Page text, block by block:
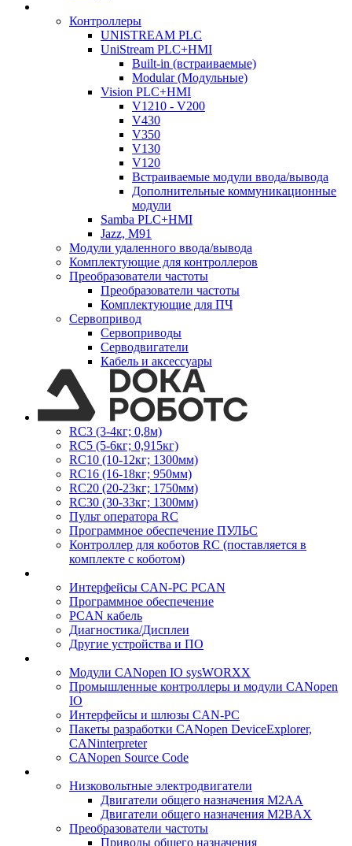
Контроллеры
UNISTREAM PLC
UniStream PLC+HMI
Built-in (встраиваемые)
Modular (Модульные)
Vision PLC+HMI
V1210 - V200
V430
V350
V130
V120
Встраиваемые модули ввода/вывода
Дополнительные коммуникационные
модули
Samba PLC+HMI
Jazz, M91
Модули удаленного ввода/вывода
Комплектующие для контроллеров
Преобразователи частоты
Преобразователи частоты
Комплектующие для ПЧ
Сервопривод
Сервоприводы
Серводвигатели
Кабель и аксессуары
RC3 (3-4кг; 0,8м)
RC5 (5-6кг; 0,915кг)
RC10 (10-12кг; 1300мм)
RC16 (16-18кг; 950мм)
RC20 (20-23кг; 1750мм)
RC30 (30-33кг; 1300мм)
Пульт оператора RC
Программное обеспечение ПУЛЬС
Контроллер для коботов RC (поставляется в
комплекте с коботом)
Интерфейсы CAN-PC PCAN
Программное обеспечение
PCAN кабель
Диагностика/Дисплеи
Другие устройства и ПО
Модули CANopen IO sysWORXX
Промышленные контроллеры и модули CANopen
IO
Интерфейсы и шлюзы CAN-PC
Пакеты разработки CANopen DeviceExplorer,
CANinterpreter
CANopen Source Code
Низковольтные электродвигатели
Двигатели общего назначения M2AA
Двигатели общего назначения M2BAX
Преобразователи частоты
Приводы общего назначения